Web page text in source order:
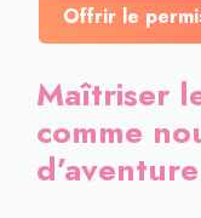
Offrir le
Maîtriser
comme
d’aventure